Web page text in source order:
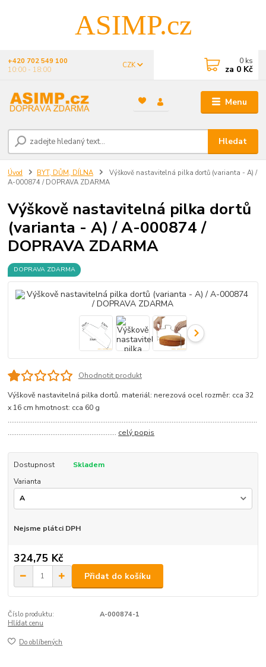
ASIMP.cz
Menu
CZK
Hledat
+420 702 549 100
10:00 - 18:00
0 ks
za 0 Kč
Úvod BYT, DŮM, DÍLNA
Výškově nastavitelná pilka dortů (varianta - A) /
A-000874 / DOPRAVA ZDARMA
Výškově nastavitelná pilka dortů
(varianta - A) / A-000874 /
DOPRAVA ZDARMA
DOPRAVA ZDARMA
Ohodnotit produkt
Výškově nastavitelná pilka dortů. materiál: nerezová ocel rozměr: cca 32
x 16 cm hmotnost: cca 60 g
............................................................................................................................................
............................................................. celý popis
Dostupnost
Skladem
Varianta
Nejsme plátci DPH
324,75 Kč
Přidat do košíku
Číslo produktu:
A-000874-1
Hlídat cenu
Do oblíbených